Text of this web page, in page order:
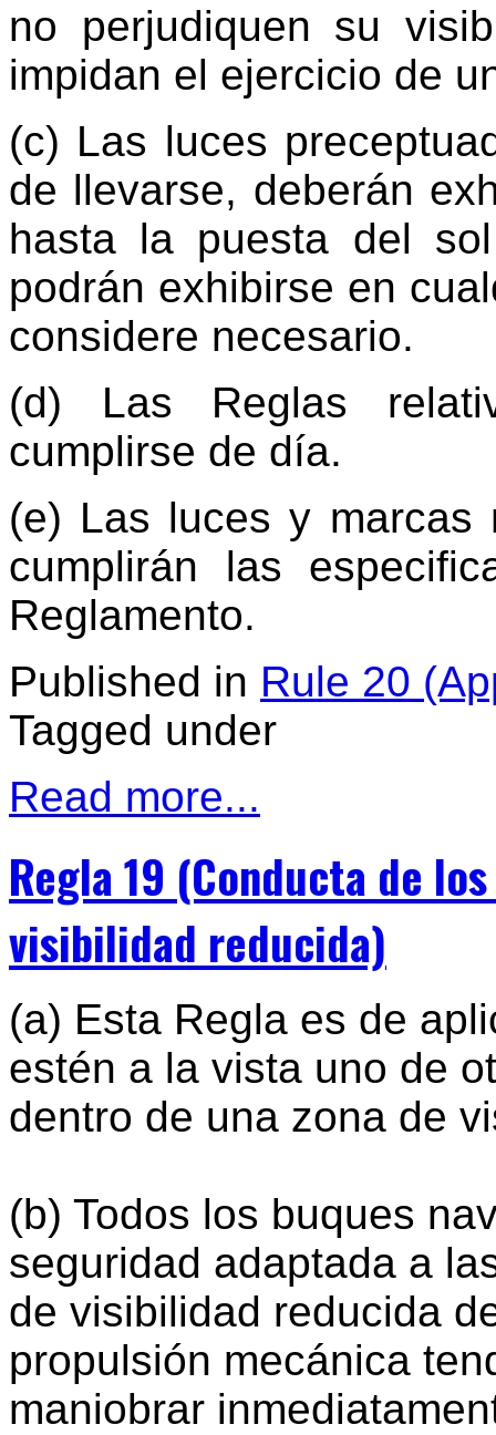
no perjudiquen su
impidan el ejercicio de
(c) Las luces
de llevarse, deberán
hasta la puesta del
podrán exhibirse en
considere necesario.
(d) Las Reglas
cumplirse de día.
(e) Las luces y marcas
cumplirán las
Reglamento.
Published in Rule 20
Tagged under
Read more...
Regla 19 (Conducta de
visibilidad reducida)
(a) Esta Regla es de
estén a la vista uno de
dentro de una zona de
(b) Todos los buques
seguridad adaptada a
de visibilidad reducida
propulsión mecánica
maniobrar